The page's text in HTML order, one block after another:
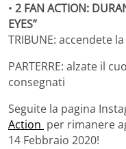
• 2 FAN ACTION:
EYES”
TRIBUNE: accendete
PARTERRE: alzate il
consegnati
Seguite la pagina
Action per rimanere
14 Febbraio 2020!